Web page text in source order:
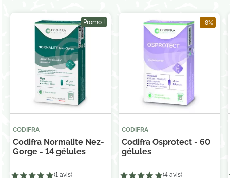
Promo !
CODIFRA
Codifra Normalite Nez-
Gorge - 14 gélules
-8%
CODIFRA
Codifra Osprotect - 60
gélules